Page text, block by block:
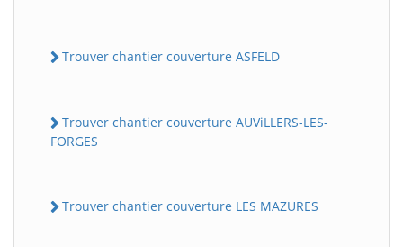
Trouver chantier couverture ASFELD
Trouver chantier couverture AUViLLERS-LES-
FORGES
Trouver chantier couverture LES MAZURES